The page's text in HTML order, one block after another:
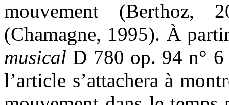
mouvement (Berthoz,
(Chamagne, 1995). À
musical D 780 op. 94 n°
l’article s’attachera à